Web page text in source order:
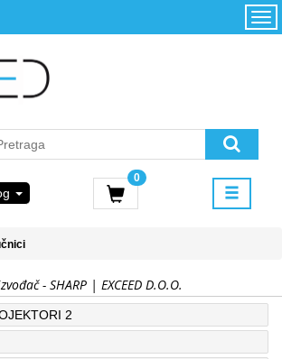
0
Početna
korišćenja i
PoweredByAsus
- SHARP | EXCEED D.O.O.
2